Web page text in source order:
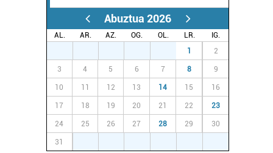
Abuztua 2026
AL. AR. AZ. OG. OL. LR.
IG.
1 2
3 4 5 6 7 8 9
10 11 12 13 14 15 16
17 18 19 20 21 22 23
24 25 26 27 28 29 30
31